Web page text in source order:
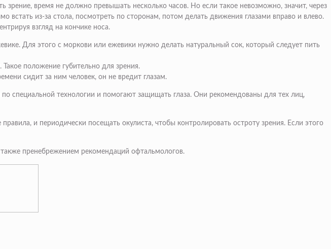
время не должно превышать несколько часов. Но если такое невозможно, значит, через
из-за стола, посмотреть по сторонам, потом делать движения глазами вправо и влево.
взгляд на кончике носа.
Для этого с моркови или ежевики нужно делать натуральный сок, который следует пить
положение губительно для зрения.
сидит за ним человек, он не вредит глазам.
специальной технологии и помогают защищать глаза. Они рекомендованы для тех лиц,
и периодически посещать окулиста, чтобы контролировать остроту зрения. Если этого
пренебрежением рекомендаций офтальмологов.